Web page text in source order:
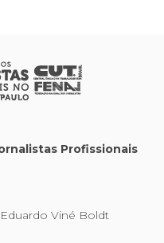
Profissionais
Eduardo Viné Boldt